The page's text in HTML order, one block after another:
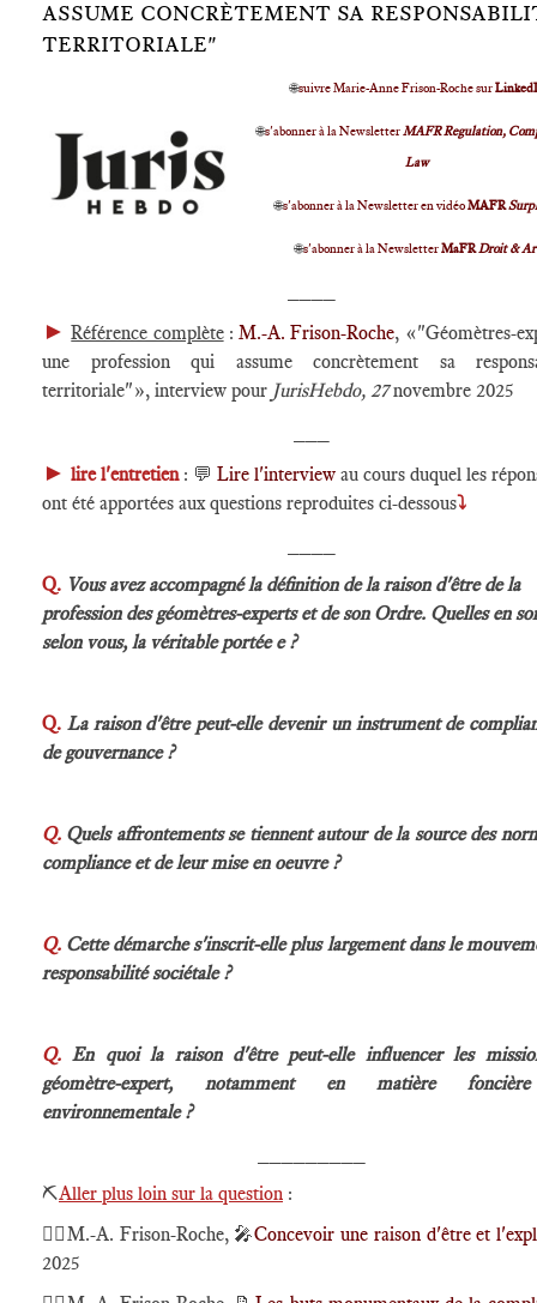
ASSUME CONCRÈTEMENT SA
TERRITORIALE"
🌐suivre Marie-Anne Frison-Roche sur
🌐s'abonner à la NewsletterMAFR Regulation,
Law
🌐s'abonner à la Newsletter en vidéoMAFR
🌐s'abonner à la NewsletterMaFRDroit &
► Référence complète:M.-A. Frison-Roche, «"Géomètres-
une profession qui assume concrètement sa
territoriale"», interview pour JurisHebdo, 27novembre 2025
► lire l'entretien : 💬 Lire l'interview au cours duquel les
ont été apportées aux questions reproduites ci-dessous⤵
Q. Vous avez accompagné la définition de la raison d'être de la
profession des géomètres-experts et de son Ordre. Quelles en
selon vous, la véritable portée e ?
Q. La raison d'être peut-elle devenir un instrument de
de gouvernance ?
Q. Quels affrontements se tiennent autour de la source des
compliance et de leur mise en oeuvre ?
Q. Cette démarche s'inscrit-elle plus largement dans le
responsabilité sociétale ?
Q. En quoi la raison d'être peut-elle influencer les
géomètre-expert, notamment en matière
environnementale ?
⛏️Aller plus loin sur la question :
🕴🏻M.-A. Frison-Roche, 🎤Concevoir une raison d'être et
2025